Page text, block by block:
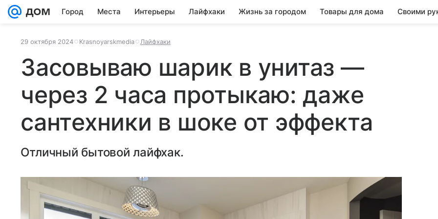
Город Места Интерьеры Лайфхаки Жизнь за городом Товары для дома Своими
29 октября 2024 Krasnoyarskmedia Лайфхаки
Засовываю шарик в унитаз —
через 2 часа протыкаю: даже
сантехники в шоке от эффекта
Отличный бытовой лайфхак.